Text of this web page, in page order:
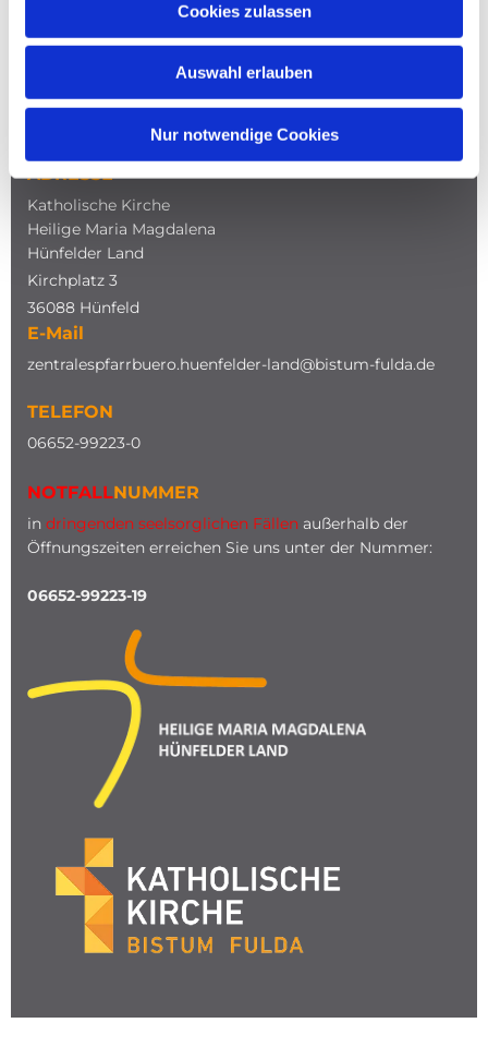
Cookies zulassen
Auswahl erlauben
Nur notwendige Cookies
NAVIGATION
ADRESSE
Katholische Kirche
Heilige Maria Magdalena
Hünfelder Land
Kirchplatz 3
36088 Hünfeld
E-Mail
zentralespfarrbuero.huenfelder-land@bistum-fulda.de
TELEFON
06652-99223-0
NOTFALLNUMMER
in dringenden seelsorglichen Fällen außerhalb der
Öffnungszeiten erreichen Sie uns unter der Nummer:
06652-99223-19